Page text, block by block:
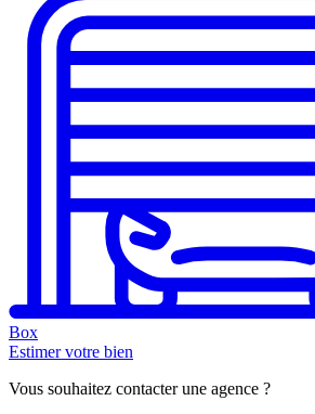
Box
Estimer votre bien
Vous souhaitez contacter une agence ?